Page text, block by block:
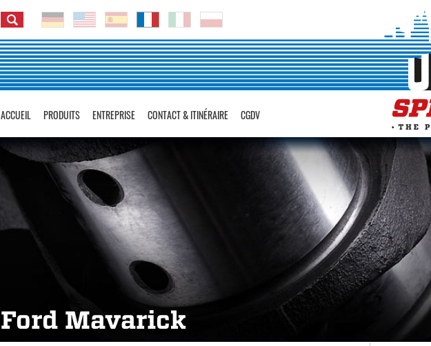
ACCUEIL PRODUITS ENTREPRISE CONTACT & ITINÉRAIRE CGDV
Ford Mavarick